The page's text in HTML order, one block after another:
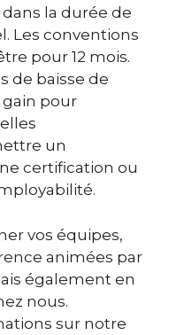
la durée de
Les conventions
pour 12 mois.
de baisse de
gain pour
un
certification ou
vos équipes,
animées par
également en
nous.
sur notre